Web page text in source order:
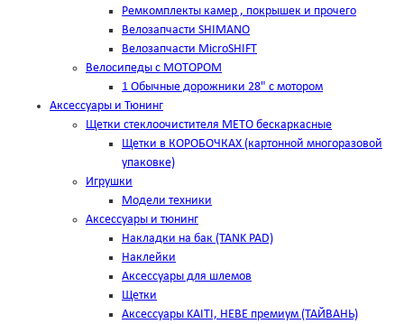
Ремкомплекты камер , покрышек и прочего
Велозапчасти SHIMANO
Велозапчасти MicroSHIFT
Велосипеды с МОТОРОМ
1 Обычные дорожники 28" с мотором
Аксессуары и Тюнинг
Щетки стеклоочистителя METO бескаркасные
Щетки в КОРОБОЧКАХ (картонной многоразовой
упаковке)
Игрушки
Модели техники
Аксессуары и тюнинг
Накладки на бак (TANK PAD)
Наклейки
Аксессуары для шлемов
Щетки
Аксессуары KAITI, HEBE премиум (ТАЙВАНЬ)